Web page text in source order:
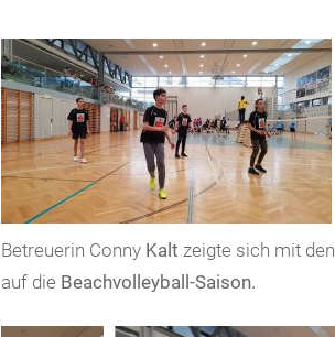
Betreuerin Conny Kalt zeigte sich mit
auf die Beachvolleyball-Saison.